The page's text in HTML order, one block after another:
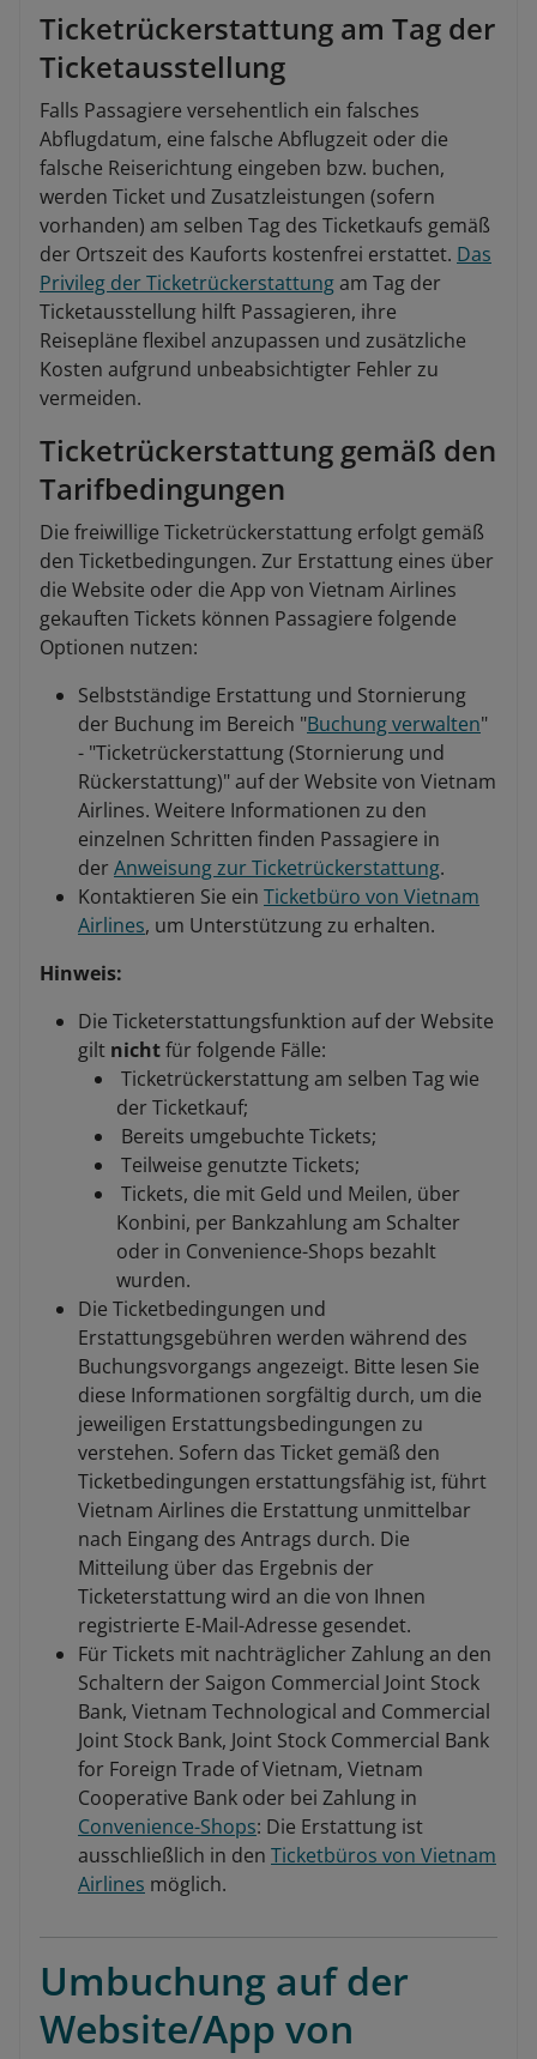
Ticketrückerstattung am Tag der
Ticketausstellung
Falls Passagiere versehentlich ein falsches
Abflugdatum, eine falsche Abflugzeit oder die
falsche Reiserichtung eingeben bzw. buchen,
werden Ticket und Zusatzleistungen (sofern
vorhanden) am selben Tag des Ticketkaufs gemäß
der Ortszeit des Kauforts kostenfrei erstattet. Das
Privileg der Ticketrückerstattungam Tag der
Ticketausstellung hilft Passagieren, ihre
Reisepläne flexibel anzupassen und zusätzliche
Kosten aufgrund unbeabsichtigter Fehler zu
vermeiden.
Ticketrückerstattung gemäß den
Tarifbedingungen
Die freiwillige Ticketrückerstattung erfolgt gemäß
den Ticketbedingungen. Zur Erstattung eines über
die Website oder die App von Vietnam Airlines
gekauften Tickets können Passagiere folgende
Optionen nutzen:
Selbstständige Erstattung und Stornierung
der Buchung im Bereich "Buchung verwalten"
- "Ticketrückerstattung (Stornierung und
Rückerstattung)" auf der Website von Vietnam
Airlines. Weitere Informationen zu den
einzelnen Schritten finden Passagiere in
derAnweisung zur Ticketrückerstattung.
Kontaktieren Sie ein Ticketbüro von Vietnam
Airlines, um Unterstützung zu erhalten.
Hinweis:
Die Ticketerstattungsfunktion auf der Website
gilt nichtfür folgende Fälle:
Ticketrückerstattung am selben Tag wie
der Ticketkauf;
Bereits umgebuchte Tickets;
Teilweise genutzte Tickets;
Tickets, die mit Geld und Meilen, über
Konbini, per Bankzahlung am Schalter
oder in Convenience-Shops bezahlt
wurden.
Die Ticketbedingungen und
Erstattungsgebühren werden während des
Buchungsvorgangs angezeigt. Bitte lesen Sie
diese Informationen sorgfältig durch, um die
jeweiligen Erstattungsbedingungen zu
verstehen. Sofern das Ticket gemäß den
Ticketbedingungen erstattungsfähig ist, führt
Vietnam Airlines die Erstattung unmittelbar
nach Eingang des Antrags durch. Die
Mitteilung über das Ergebnis der
Ticketerstattung wird an die von Ihnen
registrierte E-Mail-Adresse gesendet.
Für Tickets mit nachträglicher Zahlung an den
Schaltern der Saigon Commercial Joint Stock
Bank, Vietnam Technological and Commercial
Joint Stock Bank, Joint Stock Commercial Bank
for Foreign Trade of Vietnam, Vietnam
Cooperative Bank oder bei Zahlung in
Convenience-Shops: Die Erstattung ist
ausschließlich in den Ticketbüros von Vietnam
Airlines möglich.
Umbuchung auf der
Website/App von